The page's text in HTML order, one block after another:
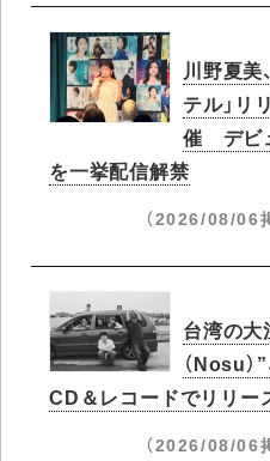
川野夏美
テル」リ
催 デビ
を一挙配信解禁
（2026/08/06
台湾の大
（Nosu
CD＆レコードでリリー
（2026/08/06